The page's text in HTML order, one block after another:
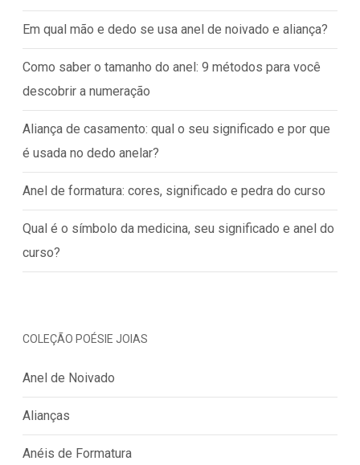
Em qual mão e dedo se usa anel de noivado e aliança?
Como saber o tamanho do anel: 9 métodos para você
descobrir a numeração
Aliança de casamento: qual o seu significado e por que
é usada no dedo anelar?
Anel de formatura: cores, significado e pedra do curso
Qual é o símbolo da medicina, seu significado e anel do
curso?
COLEÇÃO POÉSIE JOIAS
Anel de Noivado
Alianças
Anéis de Formatura